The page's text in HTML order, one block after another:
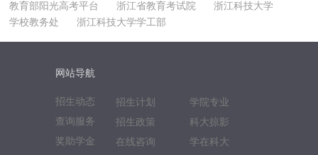
教育部阳光高考平台 浙江省教育考试院
浙江科技大学
学校教务处
浙江科技大学学工部
网站导航
招生动态
查询服务
奖助学金
招生计划
招生政策
在线咨询
学院专业
科大掠影
学在科大